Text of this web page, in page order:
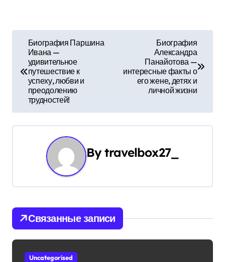
г
и
я
п
о
Биография Паршина
Ивана —
удивительное
путешествие к
успеху, любви и
преодолению
трудностей!
Биография
Александра
Панайотова —
интересные факты о
его жене, детях и
личной жизни
Bytravelbox27_
Связанные записи
Uncategorised